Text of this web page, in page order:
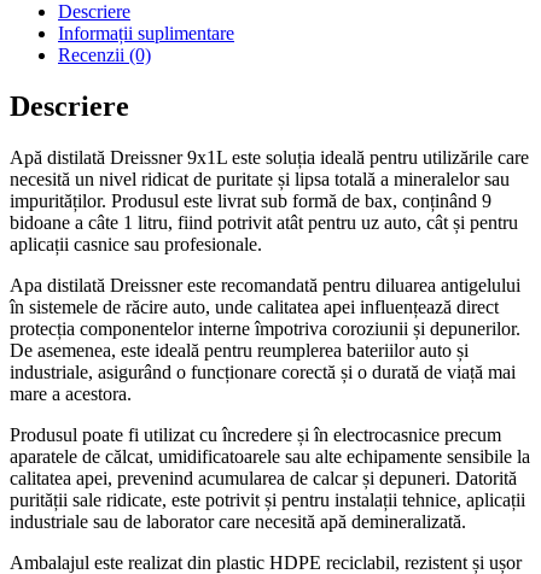
Descriere
Informații suplimentare
Recenzii (0)
Descriere
Apă distilată Dreissner 9x1L este soluția ideală pentru utilizările care
necesită un nivel ridicat de puritate și lipsa totală a mineralelor sau
impurităților. Produsul este livrat sub formă de bax, conținând 9
bidoane a câte 1 litru, fiind potrivit atât pentru uz auto, cât și pentru
aplicații casnice sau profesionale.
Apa distilată Dreissner este recomandată pentru diluarea antigelului
în sistemele de răcire auto, unde calitatea apei influențează direct
protecția componentelor interne împotriva coroziunii și depunerilor.
De asemenea, este ideală pentru reumplerea bateriilor auto și
industriale, asigurând o funcționare corectă și o durată de viață mai
mare a acestora.
Produsul poate fi utilizat cu încredere și în electrocasnice precum
aparatele de călcat, umidificatoarele sau alte echipamente sensibile la
calitatea apei, prevenind acumularea de calcar și depuneri. Datorită
purității sale ridicate, este potrivit și pentru instalații tehnice, aplicații
industriale sau de laborator care necesită apă demineralizată.
Ambalajul este realizat din plastic HDPE reciclabil, rezistent și ușor